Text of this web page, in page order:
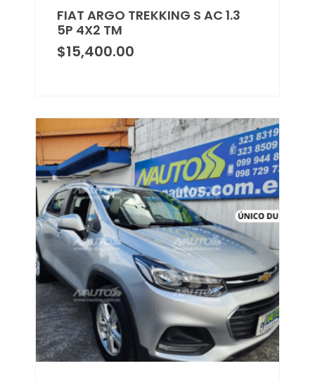
FIAT ARGO TREKKING S AC 1.3
5P 4X2 TM
$15,400.00